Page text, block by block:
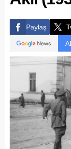
Paylaş